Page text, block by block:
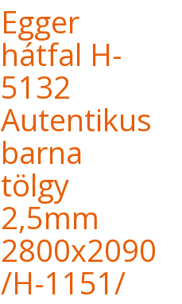
Egger
hátfal H-
5132
Autentikus
barna
tölgy
2,5mm
2800x2090
/H-1151/